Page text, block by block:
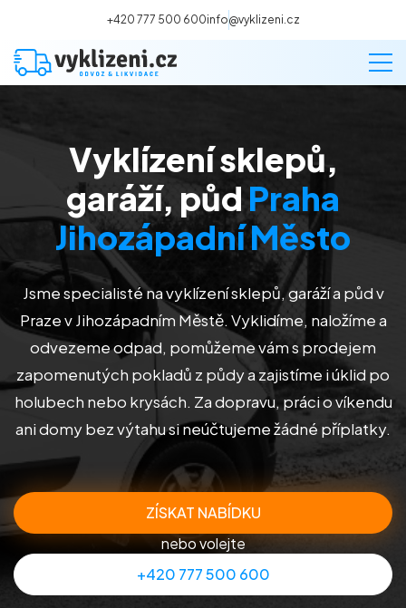
+420 777 500 600info@vyklizeni.cz
Vyklízení
Stěhování
Malování
Deratizace a dezinsekce
Úklid
Příprava nemovitostí na prodej
Reference
Kontakt
Vyklízení sklepů,
garáží, půdPraha
Jihozápadní Město
Jsme specialisté na vyklízení sklepů, garáží a půd v
Praze v Jihozápadním Městě. Vyklidíme, naložíme a
odvezeme odpad, pomůžeme vám s prodejem
zapomenutých pokladů z půdy a zajistíme i úklid po
holubech nebo krysách. Za dopravu, práci o víkendu
ani domy bez výtahu si neúčtujeme žádné příplatky.
ZÍSKAT NABÍDKU
nebo volejte
+420 777 500 600